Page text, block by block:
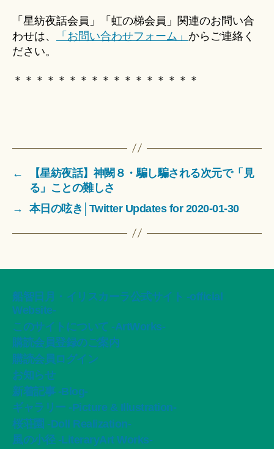
「星紡夜話会員」「虹の梯会員」関連のお問い合
わせは、
「お問い合わせフォーム」 からご連絡く
ださい。
＊＊＊＊＊＊＊＊＊＊＊＊＊＊＊＊＊
←
【星紡夜話】神闕８・騙し騙される次元で「見
る」ことの難しさ
→
本日の呟き│Twitter Updates for 2020-01-30
船智日月・イリスカーラ公式サイト -official
Website-
このサイトについて -ArtWorks-
購読会員登録のご案内
購読会員ログイン
お知らせ
新着記事 -Blog-
ギャラリー -Picture & Illustration-
桜荘園 -Doll Realization-
風の小径 -LiteraryArt Works-